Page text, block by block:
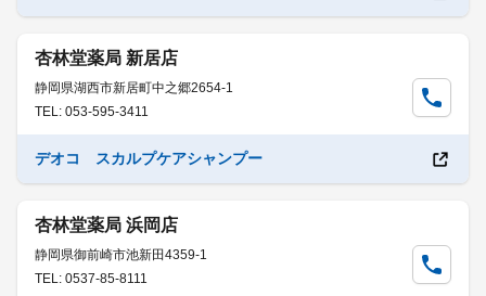
杏林堂薬局 新居店
静岡県湖西市新居町中之郷2654-1
TEL: 053-595-3411
デオコ スカルプケアシャンプー
杏林堂薬局 浜岡店
静岡県御前崎市池新田4359-1
TEL: 0537-85-8111